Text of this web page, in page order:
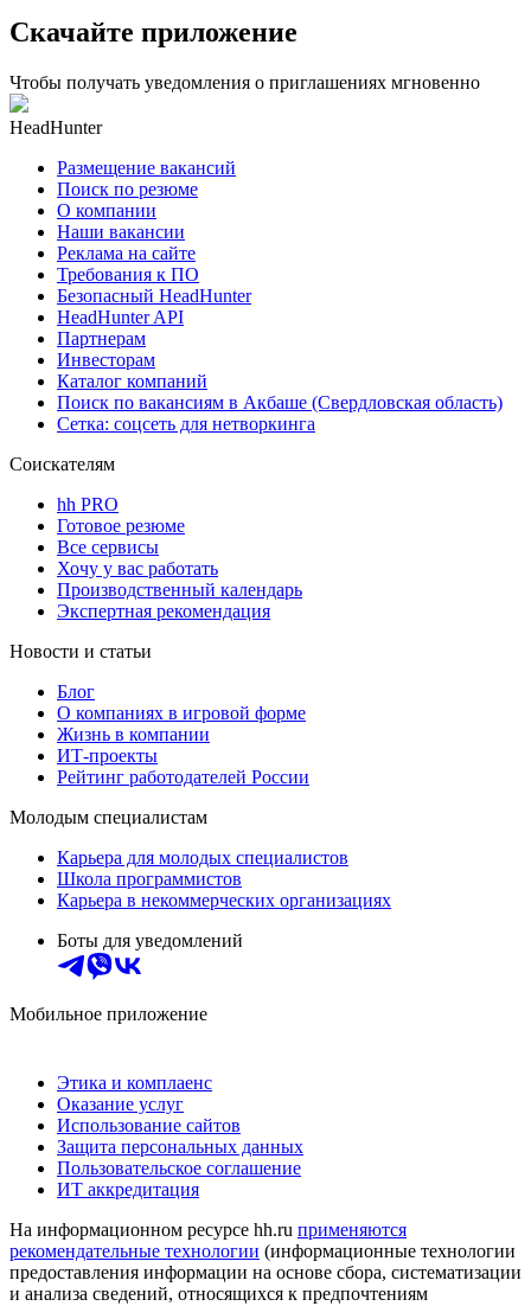
Скачайте приложение
Чтобы получать уведомления о приглашениях мгновенно
HeadHunter
Размещение вакансий
Поиск по резюме
О компании
Наши вакансии
Реклама на сайте
Требования к ПО
Безопасный HeadHunter
HeadHunter API
Партнерам
Инвесторам
Каталог компаний
Поиск по вакансиям в Акбаше (Свердловская область)
Сетка: соцсеть для нетворкинга
Соискателям
hh PRO
Готовое резюме
Все сервисы
Хочу у вас работать
Производственный календарь
Экспертная рекомендация
Новости и статьи
Блог
О компаниях в игровой форме
Жизнь в компании
ИТ-проекты
Рейтинг работодателей России
Молодым специалистам
Карьера для молодых специалистов
Школа программистов
Карьера в некоммерческих организациях
Боты для уведомлений
Мобильное приложение
Этика и комплаенс
Оказание услуг
Использование сайтов
Защита персональных данных
Пользовательское соглашение
ИТ аккредитация
На информационном ресурсе hh.ru применяются
рекомендательные технологии (информационные технологии
предоставления информации на основе сбора, систематизации
и анализа сведений, относящихся к предпочтениям